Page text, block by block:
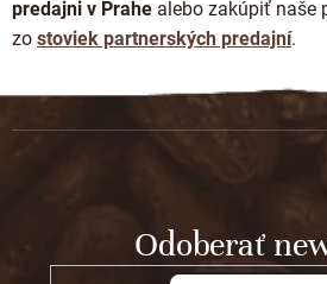
predajni v Prahe alebo zakúpiť naše
zo stoviek partnerských predajní.
Z
Odoberať